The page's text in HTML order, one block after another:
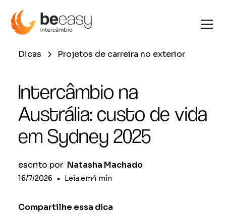
Dicas Projetos de carreira no exterior
Intercâmbio na
Austrália: custo de vida
em Sydney 2025
escrito por Natasha Machado
16/7/2026 • Leia em4 min
Compartilhe essa dica